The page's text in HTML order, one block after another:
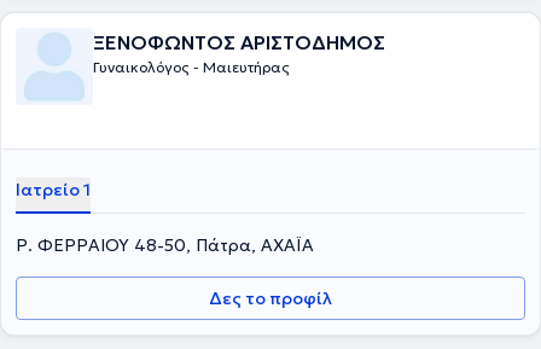
ΞΕΝΟΦΩΝΤΟΣ ΑΡΙΣΤΟΔΗΜΟΣ
Γυναικολόγος - Μαιευτήρας
Ιατρείο 1
Ρ. ΦΕΡΡΑΙΟΥ 48-50, Πάτρα, ΑΧΑΪΑ
Δες το προφίλ